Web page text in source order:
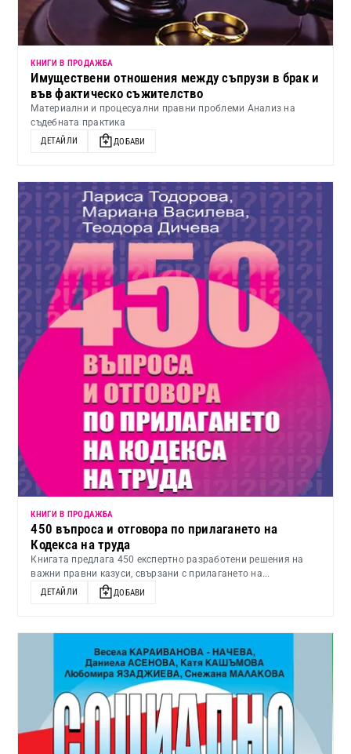
КНИГИ В ПРОДАЖБА
Имуществени отношения между съпрузи в брак и
във фактическо съжителство
Материални и процесуални правни проблеми Анализ на
съдебната практика
ДЕТАЙЛИ ДОБАВИ
КНИГИ В ПРОДАЖБА
450 въпроса и отговора по прилагането на
Кодекса на труда
Книгата предлага 450 експертно разработени решения на
важни правни казуси, свързани с прилагането на...
ДЕТАЙЛИ ДОБАВИ